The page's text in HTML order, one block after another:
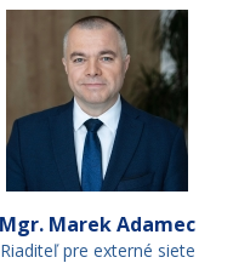
Mgr. Marek Adamec
Riaditeľ pre externé siete